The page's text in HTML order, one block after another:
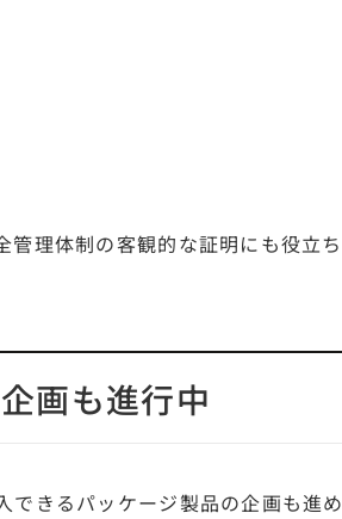
理体制の客観的な証明にも役立ち
画も進行中
きるパッケージ製品の企画も進め